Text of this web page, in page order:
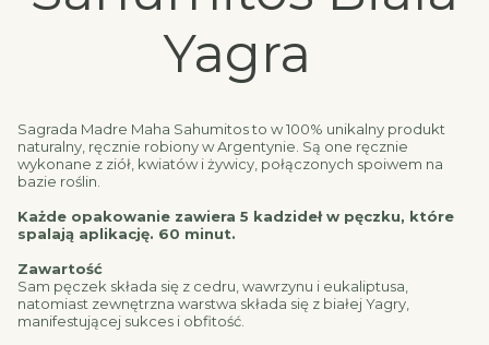
Yagra
Sagrada Madre Maha Sahumitos to w 100% unikalny produkt
naturalny, ręcznie robiony w Argentynie. Są one ręcznie
wykonane z ziół, kwiatów i żywicy, połączonych spoiwem na
bazie roślin.
Każde opakowanie zawiera 5 kadzideł w pęczku, które
spalają aplikację. 60 minut.
Zawartość
Sam pęczek składa się z cedru, wawrzynu i eukaliptusa,
natomiast zewnętrzna warstwa składa się z białej Yagry,
manifestującej sukces i obfitość.